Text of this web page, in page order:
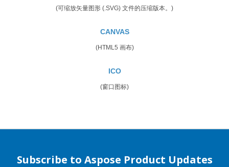
(可缩放矢量图形 (.SVG) 文件的压缩版本。)
CANVAS
(HTML5 画布)
ICO
(窗口图标)
Subscribe to Aspose Product Updates